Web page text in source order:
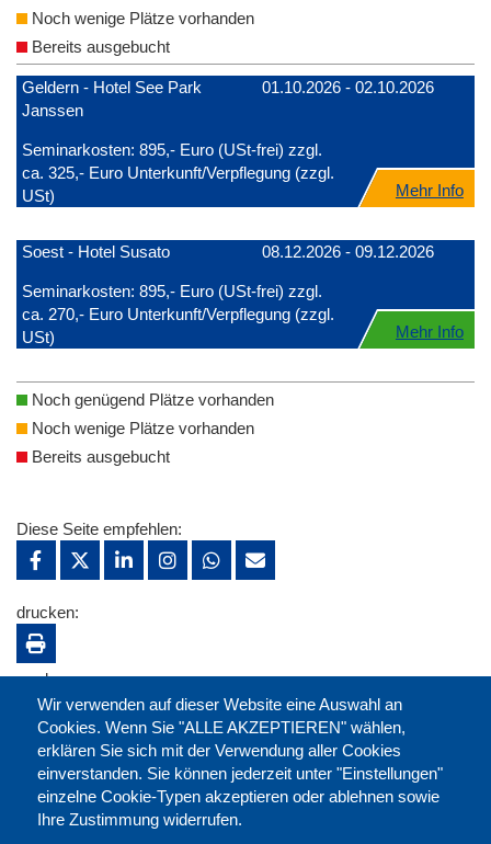
Noch wenige Plätze vorhanden
Bereits ausgebucht
Geldern - Hotel See Park
Janssen
01.10.2026 - 02.10.2026
Seminarkosten: 895,- Euro (USt-frei) zzgl.
ca. 325,- Euro Unterkunft/Verpflegung (zzgl.
USt)
Mehr Info
Soest - Hotel Susato 08.12.2026 - 09.12.2026
Seminarkosten: 895,- Euro (USt-frei) zzgl.
ca. 270,- Euro Unterkunft/Verpflegung (zzgl.
USt)
Mehr Info
Noch genügend Plätze vorhanden
Noch wenige Plätze vorhanden
Bereits ausgebucht
Wir verwenden auf dieser Website eine Auswahl an
Cookies. Wenn Sie "ALLE AKZEPTIEREN" wählen,
erklären Sie sich mit der Verwendung aller Cookies
einverstanden. Sie können jederzeit unter "Einstellungen"
einzelne Cookie-Typen akzeptieren oder ablehnen sowie
Ihre Zustimmung widerrufen.
Diese Seite empfehlen:
drucken:
merken: